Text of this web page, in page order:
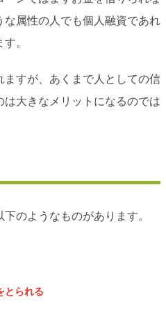
属性の人でも個人融資であれ
。
すが、あくまで人としての信
大きなメリットになるのでは
のようなものがあります。
とられる